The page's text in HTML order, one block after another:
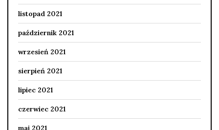
listopad 2021
październik 2021
wrzesień 2021
sierpień 2021
lipiec 2021
czerwiec 2021
maj 2021